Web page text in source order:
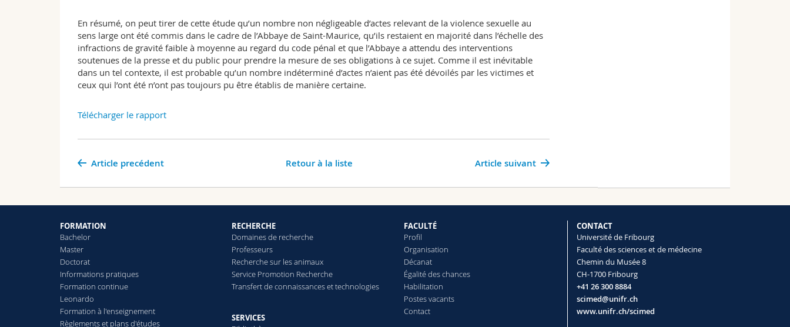
En résumé, on peut tirer de cette étude qu’un nombre non négligeable d’actes relevant de la violence sexuelle au
sens large ont été commis dans le cadre de l’Abbaye de Saint-Maurice, qu’ils restaient en majorité dans l’échelle des
infractions de gravité faible à moyenne au regard du code pénal et que l’Abbaye a attendu des interventions
soutenues de la presse et du public pour prendre la mesure de ses obligations à ce sujet. Comme il est inévitable
dans un tel contexte, il est probable qu’un nombre indéterminé d’actes n’aient pas été dévoilés par les victimes et
ceux qui l’ont été n’ont pas toujours pu être établis de manière certaine.
Télécharger le rapport
Article suivant
Article precédent Retour à la liste
FORMATION
Bachelor
Master
Doctorat
Informations pratiques
Formation continue
Leonardo
Formation à l'enseignement
Règlements et plans d'études
RECHERCHE
Domaines de recherche
Professeurs
Recherche sur les animaux
Service Promotion Recherche
Transfert de connaissances et technologies
SERVICES
FACULTÉ
Profil
Organisation
Décanat
Égalité des chances
Habilitation
Postes vacants
Contact
CONTACT
Université de Fribourg
Faculté des sciences et de médecine
Chemin du Musée 8
CH-1700 Fribourg
+41 26 300 8884
scimed@unifr.ch
www.unifr.ch/scimed